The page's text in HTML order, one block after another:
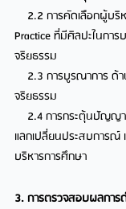
2.2 การคัดเลือกผู้บริ
Practice ที่มีศิลปะในกา
จริยธรรม
2.3 การบูรณาการ ด้
จริยธรรม
2.4 การกระตุ้นปัญญา
แลกเปลี่ยนประสบการณ์
บริหารการศึกษา
3. การตรวจสอบผลการ